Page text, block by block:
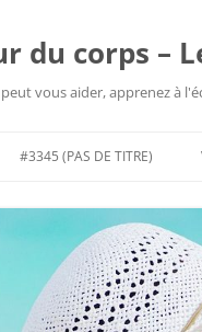
du corps –
vous aider, apprenez à
#3345 (PAS DE TITRE)